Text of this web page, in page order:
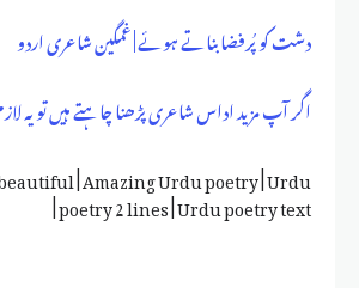
دشت کو پُرفضا بناتے ہوئے | غمگین شاعری اردو
اگر آپ مزید اداس شاعری پڑھنا چاہتے ہیں تو یہ
| Amazing Urdu poetry | Urdu
poetry 2 lines | Urdu poetry text |